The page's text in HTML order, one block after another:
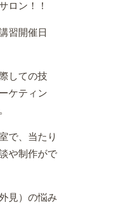
ロン！！
習開催日
しての技
ケティン
で、当たり
や制作がで
見）の悩み